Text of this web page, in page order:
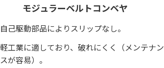
モジュラーベルトコンベヤ
自己駆動部品によりスリップなし。
軽工業に適しており、破れにくく（メンテナン
スが容易）。